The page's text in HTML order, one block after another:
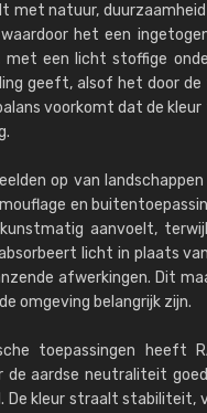
met natuur,
het een
met een licht stoffige
geeft, alsof het door
voorkomt dat de
op van
en
aanvoelt,
absorbeert licht in plaats
afwerkingen. Dit
omgeving belangrijk zijn.
toepassingen heeft
de aardse neutraliteit
De kleur straalt stabiliteit,